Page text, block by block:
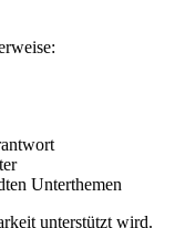
Unterthemen
unterstützt wird.